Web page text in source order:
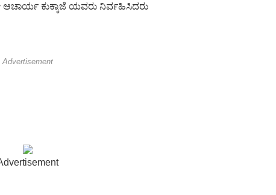
ಆಚಾರ್ಯ ಕುಕ್ಕಾಜೆ ಯವರು ನಿರ್ವಹಿಸಿದರು
Advertisement